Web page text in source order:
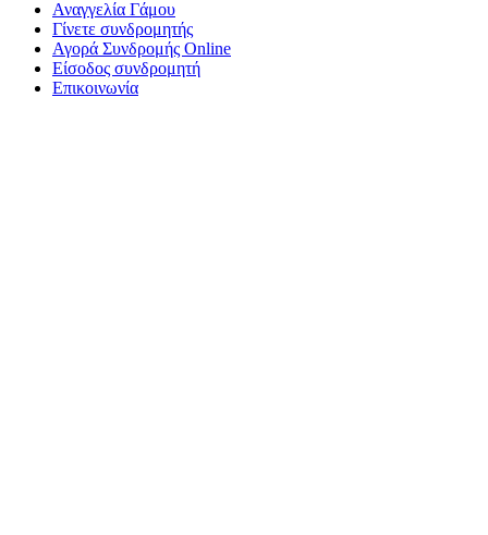
Αναγγελία Γάμου
Γίνετε συνδρομητής
Αγορά Συνδρομής Online
Είσοδος συνδρομητή
Επικοινωνία